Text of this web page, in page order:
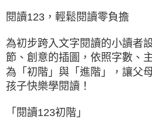
閱讀123，輕鬆閱讀零負擔
為初步跨入文字閱讀的小讀者
節、創意的插圖，依照字數、
為「初階」與「進階」，讓父
孩子快樂學閱讀！
「閱讀123初階」